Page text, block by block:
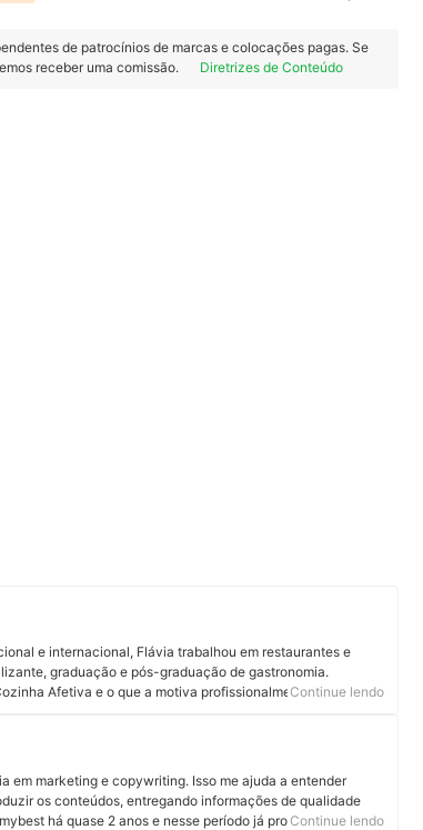
de patrocínios de marcas e colocações pagas. Se
receber uma comissão.
Diretrizes de Conteúdo
e internacional, Flávia trabalhou em restaurantes e
graduação e pós-graduação de gastronomia.
Afetiva e o que a motiva profissionalmente é
universo que é a gastronomia, onde sempre é possível
a chef de cozinha no Instagram e em seu site.
Continue lendo
em marketing e copywriting. Isso me ajuda a entender
os conteúdos, entregando informações de qualidade
há quase 2 anos e nesse período já produzi, revisei e
Continue lendo